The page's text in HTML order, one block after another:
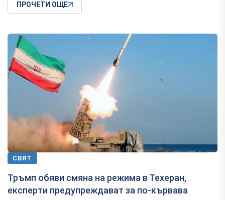
ПРОЧЕТИ ОЩЕ
СВЯТ
Тръмп обяви смяна на режима в Техеран,
експерти предупреждават за по-кървава